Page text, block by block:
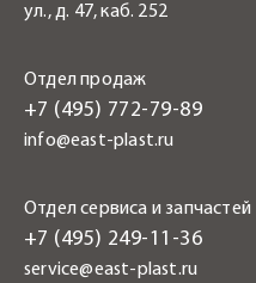
ул., д. 47, каб. 252
Отдел продаж
+7 (495) 772-79-89
info@east-plast.ru
Отдел сервиса и запчастей
+7 (495) 249-11-36
service@east-plast.ru